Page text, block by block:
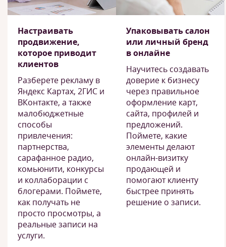
Настраивать
продвижение,
которое приводит
клиентов
Разберете рекламу в
Яндекс Картах, 2ГИС и
ВКонтакте, а также
малобюджетные
способы
привлечения:
партнерства,
сарафанное радио,
комьюнити, конкурсы
и коллаборации с
блогерами. Поймете,
как получать не
просто просмотры, а
реальные записи на
услуги.
Упаковывать салон
или личный бренд
в онлайне
Научитесь создавать
доверие к бизнесу
через правильное
оформление карт,
сайта, профилей и
предложений.
Поймете, какие
элементы делают
онлайн-визитку
продающей и
помогают клиенту
быстрее принять
решение о записи.